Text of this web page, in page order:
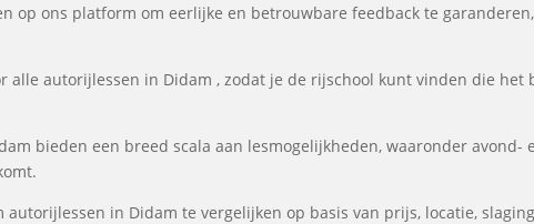
op ons platform om eerlijke en betrouwbare feedback te
autorijlessen in Didam , zodat je de rijschool kunt vinden die het
bieden een breed scala aan lesmogelijkheden, waaronder avond-
in Didam te vergelijken op basis van prijs, locatie,